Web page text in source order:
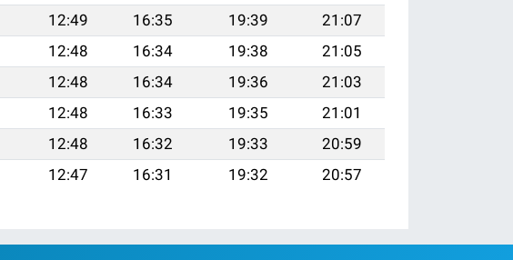
12:49 16:35 19:39
21:07
12:48 16:34 19:38
21:05
12:48 16:34 19:36
21:03
12:48 16:33 19:35
21:01
12:48 16:32 19:33
20:59
12:47 16:31 19:32 20:57